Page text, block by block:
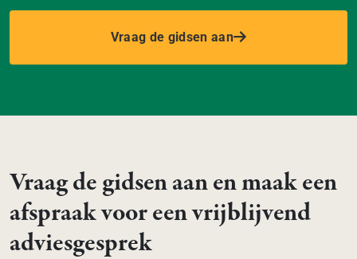
Vraag de gidsen aan
Vraag de gidsen aan en maak een
afspraak voor een vrijblijvend
adviesgesprek